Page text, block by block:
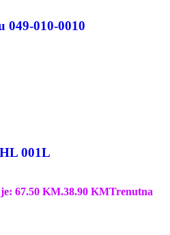
049-010-0010
001L
67.50 KM.38.90 KMTrenutna